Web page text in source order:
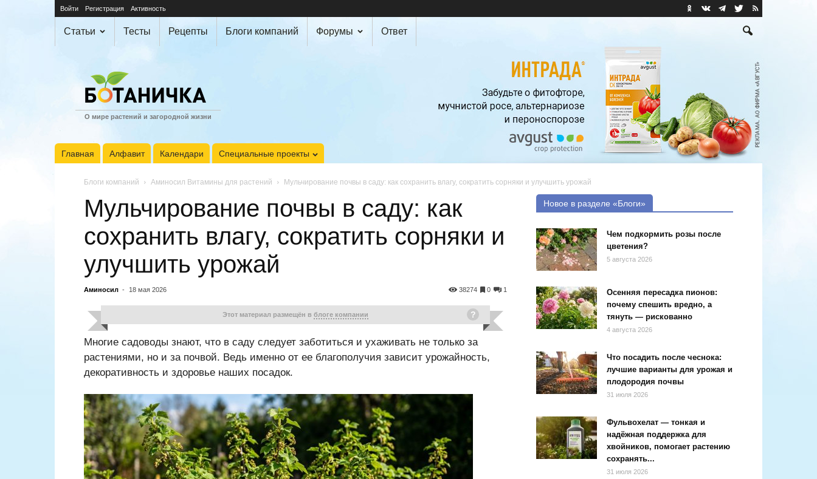
Войти Регистрация Активность
Статьи Тесты Рецепты Блоги компаний Форумы Ответ
О мире растений и загородной жизни
Главная Алфавит Календари Специальные проекты
Блоги компаний Аминосил Витамины для растений Мульчирование почвы в саду: как сохранить влагу, сократить сорняки и улучшить урожай
Мульчирование почвы в саду: как
сохранить влагу, сократить сорняки и
улучшить урожай
Аминосил - 18 мая 2026 1
0
38274
Этот материал размещён в блоге компании
Многие садоводы знают, что в саду следует заботиться и ухаживать не только за
растениями, но и за почвой. Ведь именно от ее благополучия зависит урожайность,
декоративность и здоровье наших посадок.
Новое в разделе «Блоги»
Чем подкормить розы после
цветения?
5 августа 2026
Осенняя пересадка пионов:
почему спешить вредно, а
тянуть — рискованно
4 августа 2026
Что посадить после чеснока:
лучшие варианты для урожая и
плодородия почвы
31 июля 2026
Фульвохелат — тонкая и
надёжная поддержка для
хвойников, помогает растению
сохранять...
31 июля 2026